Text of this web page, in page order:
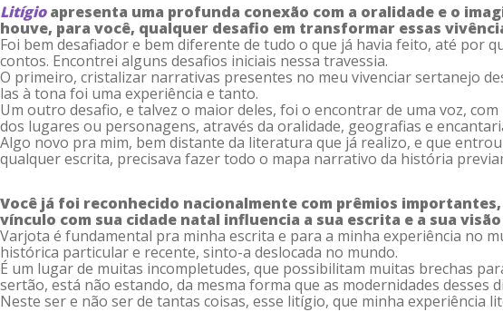
Litígioapresenta uma profunda conexão com a oralidade e o
houve, para você, qualquer desafio em transformar essas
Foi bem desafiador e bem diferente de tudo o que já havia feito, até por
contos. Encontrei alguns desafios iniciais nessa travessia.
O primeiro, cristalizar narrativas presentes no meu vivenciar sertanejo
las à tona foi uma experiência e tanto.
Um outro desafio, e talvez o maior deles, foi o encontrar de uma voz,
dos lugares ou personagens, através da oralidade, geografias e
Algo novo pra mim, bem distante da literatura que já realizo, e que
qualquer escrita, precisava fazer todo o mapa narrativo da história
Você já foi reconhecido nacionalmente com prêmios
vínculo com sua cidade natal influencia a sua escrita e a sua
Varjota é fundamental pra minha escrita e para a minha experiência no
histórica particular e recente, sinto-a deslocada no mundo.
É um lugar de muitas incompletudes, que possibilitam muitas brechas
sertão, está não estando, da mesma forma que as modernidades desses
Neste ser e não ser de tantas coisas, esse litígio, que minha experiência